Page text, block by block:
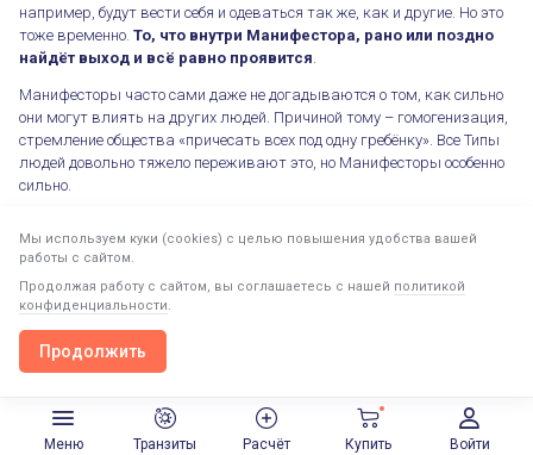
Продолжить в приложении
например, будут вести себя и одеваться так же, как и другие. Но это
тоже временно. То, что внутри Манифестора, рано или поздно
найдёт выход и всё равно проявится
Манифесторы часто сами даже не догадываются о том, как сильно
они могут влиять на других людей. Причиной тому – гомогенизация,
стремление общества «причесать всех под одну гребёнку». Все Типы
людей довольно тяжело переживают это, но Манифесторы особенно
сильно.
кем-то поговорив, способны оставить о себе память на долгие годы.
Произведённое ими энергетическое влияние и впечатление о них
словно живёт вне времени.
Пословица «Слово не воробей: вылетит – не поймаешь»
Меню Транзиты Расчёт Купить Войти
Мы используем куки (cookies) с целью повышения удобства вашей
работы с сайтом.
Продолжая работу с сайтом, вы соглашаетесь с нашей политикой
конфиденциальности.
Продолжить